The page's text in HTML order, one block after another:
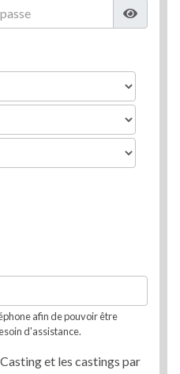
afin de pouvoir être
d'assistance.
et les castings par